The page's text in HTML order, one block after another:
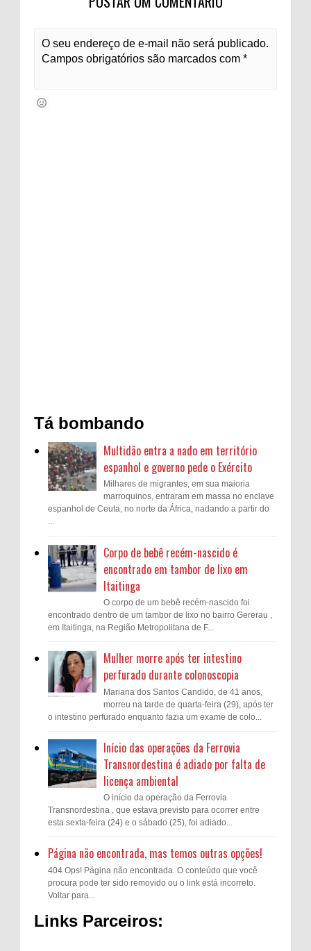
O seu endereço de e-mail não será publicado.
Campos obrigatórios são marcados com *
Tá bombando
Multidão entra a nado em território
espanhol e governo pede o Exército
Milhares de migrantes, em sua maioria
marroquinos, entraram em massa no enclave
espanhol de Ceuta, no norte da África, nadando a partir do
...
Corpo de bebê recém-nascido é
encontrado em tambor de lixo em
Itaitinga
O corpo de um bebê recém-nascido foi
encontrado dentro de um tambor de lixo no bairro Gererau ,
em Itaitinga, na Região Metropolitana de F...
Mulher morre após ter intestino
perfurado durante colonoscopia
Mariana dos Santos Candido, de 41 anos,
morreu na tarde de quarta-feira (29), após ter
o intestino perfurado enquanto fazia um exame de colo...
Início das operações da Ferrovia
Transnordestina é adiado por falta de
licença ambiental
O início da operação da Ferrovia
Transnordestina , que estava previsto para ocorrer entre
esta sexta-feira (24) e o sábado (25), foi adiado...
Página não encontrada, mas temos outras opções!
404 Ops! Página não encontrada. O conteúdo que você
procura pode ter sido removido ou o link está incorreto.
Voltar para...
Links Parceiros: